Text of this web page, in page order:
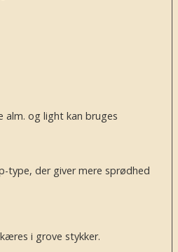
alm. og light kan bruges
type, der giver mere sprødhed
i grove stykker.